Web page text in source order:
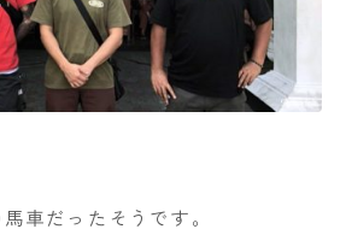
車だったそうです。